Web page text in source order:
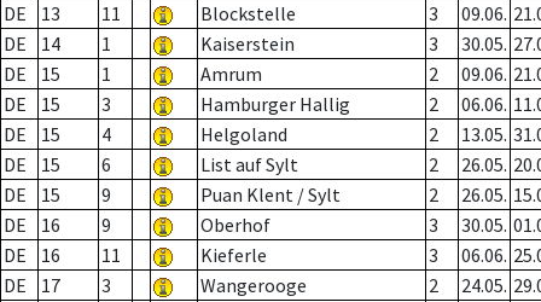
DE
13 11 Blockstelle 3 09.06.
DE
14 1 Kaiserstein 3 30.05.
DE
15 1 Amrum 2 09.06.
DE
15 3 Hamburger Hallig 2 06.06.
DE
15 4 Helgoland 2 13.05.
DE
15 6 List auf Sylt 2 26.05.
DE
15 9 Puan Klent / Sylt 2 26.05.
DE
16 9 Oberhof 3 30.05.
DE
16 11 Kieferle 3 06.06.
DE
17 3 Wangerooge 2 24.05.